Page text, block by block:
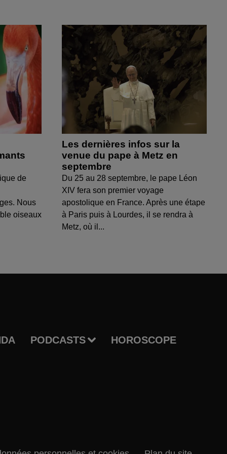
de
Nous
oiseaux
Les dernières infos sur la
venue du pape à Metz en
septembre
Du 25 au 28 septembre, le pape Léon
XIV fera son premier voyage
apostolique en France. Après une étape
à Paris puis à Lourdes, il se rendra à
Metz, où il...
PODCASTS HOROSCOPE